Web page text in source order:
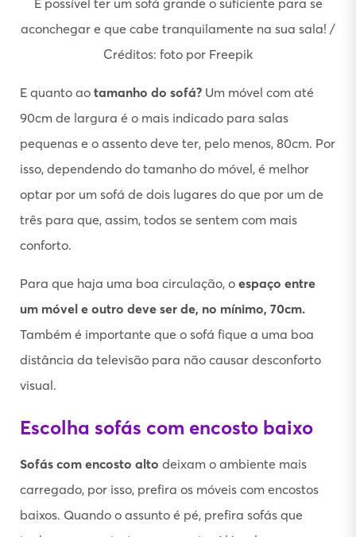
É possível ter um sofá grande o suficiente para se
aconchegar e que cabe tranquilamente na sua sala! /
Créditos: foto por Freepik
E quanto ao tamanho do sofá? Um móvel com até
90cm de largura é o mais indicado para salas
pequenas e o assento deve ter, pelo menos, 80cm. Por
isso, dependendo do tamanho do móvel, é melhor
optar por um sofá de dois lugares do que por um de
três para que, assim, todos se sentem com mais
conforto.
Para que haja uma boa circulação, o espaço entre
um móvel e outro deve ser de, no mínimo, 70cm.
Também é importante que o sofá fique a uma boa
distância da televisão para não causar desconforto
visual.
Escolha sofás com encosto baixo
Sofás com encosto alto deixam o ambiente mais
carregado, por isso, prefira os móveis com encostos
baixos. Quando o assunto é pé, prefira sofás que